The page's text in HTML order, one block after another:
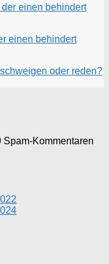
einen behindert
einen behindert
oder reden?
Spam-Kommentaren